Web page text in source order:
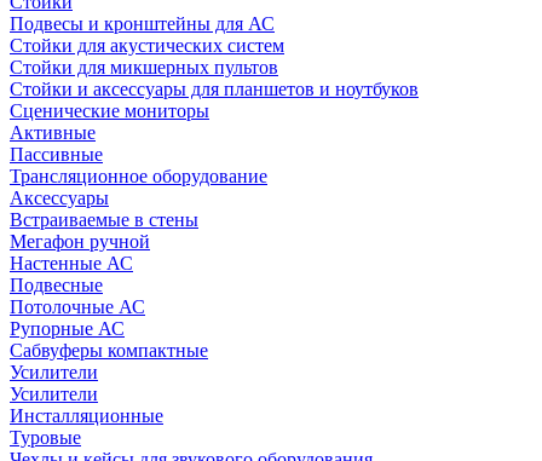
Подвесы и кронштейны для АС
Стойки для акустических систем
Стойки для микшерных пультов
Стойки и аксессуары для планшетов и ноутбуков
Сценические мониторы
Активные
Пассивные
Трансляционное оборудование
Аксессуары
Встраиваемые в стены
Мегафон ручной
Настенные АС
Подвесные
Потолочные АС
Рупорные АС
Сабвуферы компактные
Усилители
Усилители
Инсталляционные
Туровые